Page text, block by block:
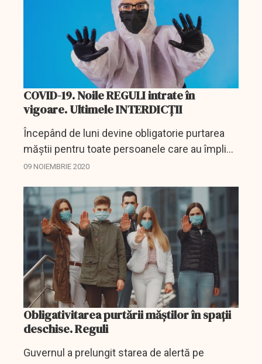
COVID-19. Noile REGULI intrate în
vigoare. Ultimele INTERDICȚII
Începând de luni devine obligatorie purtarea
măştii pentru toate persoanele care au împlinit
vârsta de 5 ani în toate spaţiile deschise,
interzice...
09 NOIEMBRIE 2020
Obligativitarea purtării măștilor în spații
deschise. Reguli
Guvernul a prelungit starea de alertă pe